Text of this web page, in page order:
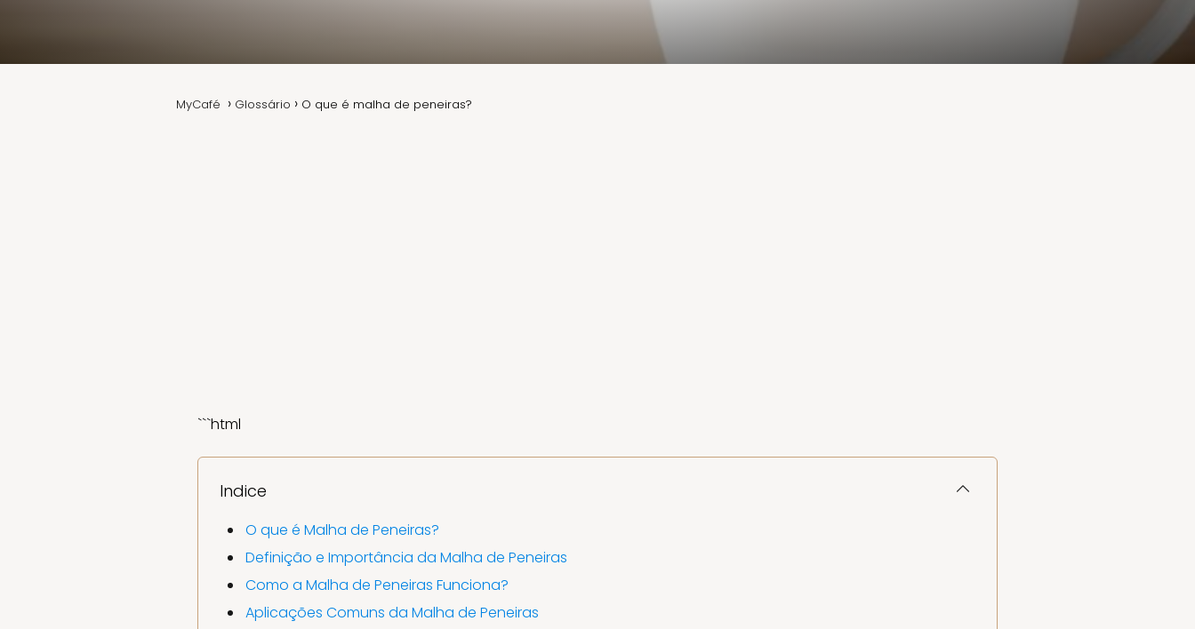
MyCafé Glossário O que é malha de peneiras?
```html
Indice
O que é Malha de Peneiras?
Definição e Importância da Malha de Peneiras
Como a Malha de Peneiras Funciona?
Aplicações Comuns da Malha de Peneiras